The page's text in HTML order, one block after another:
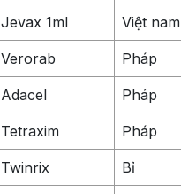
Jevax 1ml Việt nam
Verorab Pháp
Adacel Pháp
Tetraxim Pháp
Twinrix Bỉ